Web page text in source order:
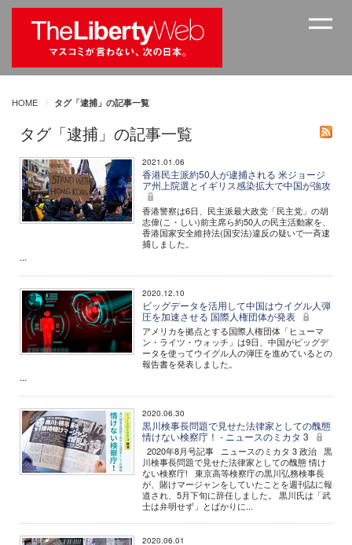
HOME タグ「逮捕」の記事一覧
タグ「逮捕」の記事一覧
2021.01.06
香港民主派約50人が逮捕される 米ジョージ
ア州上院選とイギリス感染拡大で中国が強攻
香港警察は6日、民主派最大政党「民主党」の胡
志偉(こ・しい)前主席ら約50人の民主活動家を、
香港国家安全維持法(国安法)違反の疑いで一斉逮
捕しました。
...
2020.12.10
ビッグデータを活用して中国はウイグル人弾
圧を加速させる 国際人権団体が発表
アメリカを拠点とする国際人権団体「ヒューマ
ン・ライツ・ウォッチ」は9日、中国がビッグデ
ータを使ってウイグル人の弾圧を進めているとの
報告書を発表しました。
...
2020.06.30
黒川検事長問題で見せた法律家としての醜態
情けない検察庁！ - ニュースのミカタ 3
2020年8月号記事 ニュースのミカタ 3 政治 黒
川検事長問題で見せた法律家としての醜態 情け
ない検察庁! 東京高等検察庁の黒川弘務検事長
が、賭けマージャンをしていたことを週刊誌に報
道され、5月下旬に辞任しました。 黒川氏は「武
士は弁明せず」とばかりに...
2020.06.01